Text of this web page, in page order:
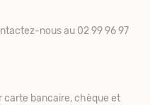
nous au 02 99 96 97
carte bancaire, chèque et